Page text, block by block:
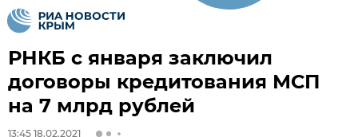
РНКБ с января заключил
договоры кредитования МСП
на 7 млрд рублей
13:45 18.02.2021